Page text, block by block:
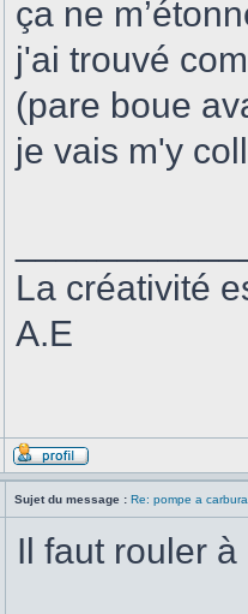
ça ne
j'ai trouvé
(pare boue
je vais m'y
La créativité
A.E
Sujet du message : Re: pompe a
Il faut rouler